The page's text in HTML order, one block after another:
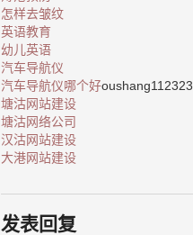
怎样去皱纹
英语教育
幼儿英语
汽车导航仪
汽车导航仪哪个好oushang112323
塘沽网站建设
塘沽网络公司
汉沽网站建设
大港网站建设
发表回复